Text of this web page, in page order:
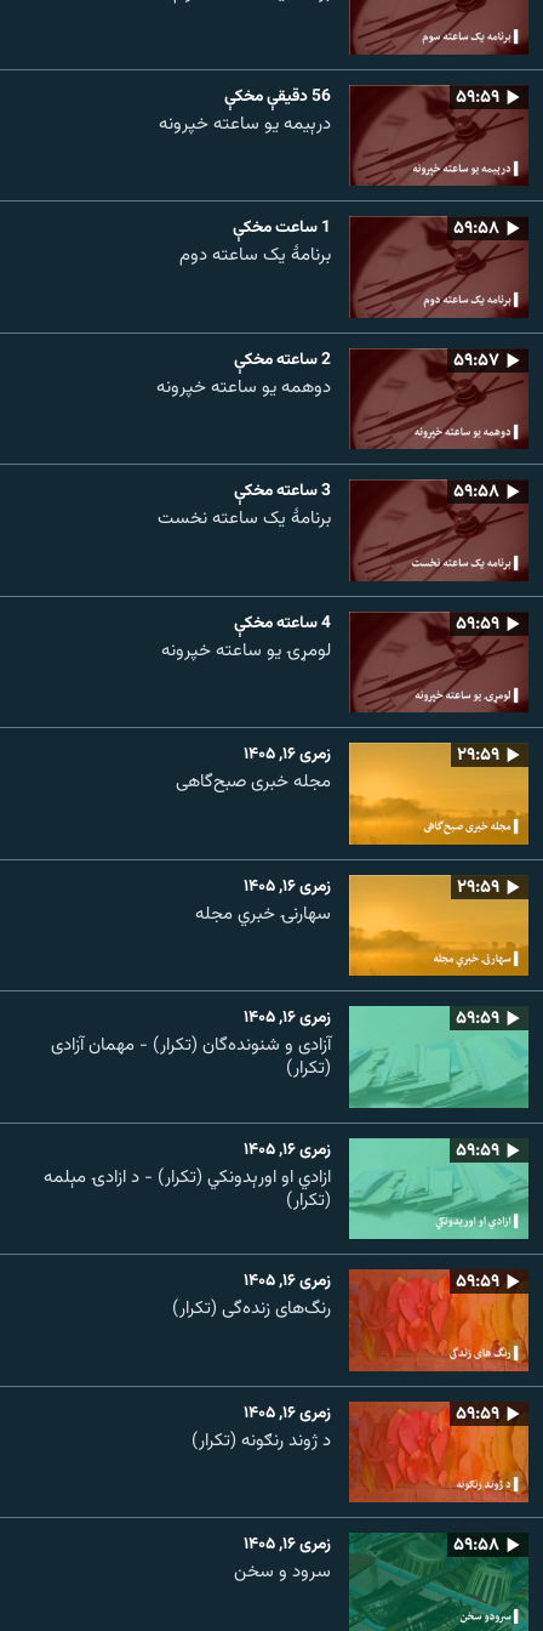
۵۹:۵۹ 56 دقيقې مخکې
درېیمه یو ساعته خپرونه
۵۹:۵۸ 1 ساعت مخکې
برنامۀ یک ساعته دوم
۵۹:۵۷ 2 ساعته مخکې
دوهمه یو ساعته خپرونه
۵۹:۵۸ 3 ساعته مخکې
برنامۀ یک ساعته نخست
۵۹:۵۹ 4 ساعته مخکې
لومړۍ یو ساعته خپرونه
۲۹:۵۹ زمری ۱۶, ۱۴۰۵
مجله خبری صبح‌گاهی
۲۹:۵۹ زمری ۱۶, ۱۴۰۵
سهارنۍ خبري مجله
۵۹:۵۹ زمری ۱۶, ۱۴۰۵
آزادی و شنونده‌گان (تکرار) - مهمان آزادی
(تکرار)
۵۹:۵۹ زمری ۱۶, ۱۴۰۵
ازادي او اورېدونکي (تکرار) - د ازادۍ مېلمه
(تکرار)
۵۹:۵۹ زمری ۱۶, ۱۴۰۵
رنگ‌های زنده‌گی (تکرار)
۵۹:۵۹ زمری ۱۶, ۱۴۰۵
د ژوند رنګونه (تکرار)
۵۹:۵۸ زمری ۱۶, ۱۴۰۵
سرود و سخن